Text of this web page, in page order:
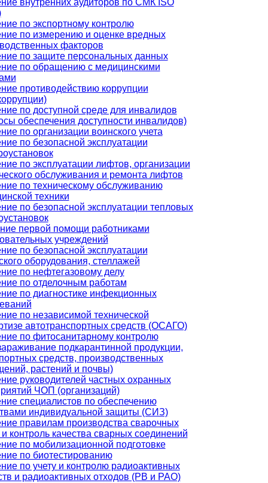
по экспортному контролю
по измерению и оценке вредных
факторов
по защите персональных данных
по обращению с медицинскими
противодействию коррупции
по доступной среде для инвалидов
обеспечения доступности инвалидов)
по организации воинского учета
по безопасной эксплуатации
по эксплуатации лифтов, организации
обслуживания и ремонта лифтов
по техническому обслуживанию
техники
по безопасной эксплуатации тепловых
первой помощи работниками
учреждений
по безопасной эксплуатации
оборудования, стеллажей
по нефтегазовому делу
по отделочным работам
по диагностике инфекционных
по независимой технической
автотранспортных средств (ОСАГО)
по фитосанитарному контролю
подкарантинной продукции,
средств, производственных
растений и почвы)
руководителей частных охранных
ЧОП (организаций)
специалистов по обеспечению
индивидуальной защиты (СИЗ)
правилам производства сварочных
контроль качества сварных соединений
по мобилизационной подготовке
по биотестированию
по учету и контролю радиоактивных
и радиоактивных отходов (РВ и РАО)